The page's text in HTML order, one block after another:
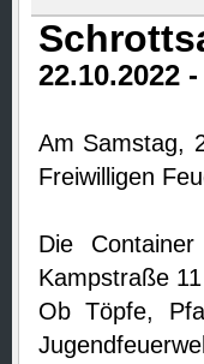
22.10.2022
Am Samstag,
Freiwilligen
Die
Kampstraße
Ob Töpfe,